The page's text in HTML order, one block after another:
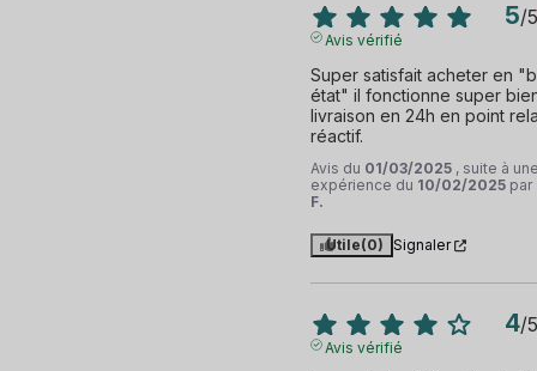
5/5
Avis vérifié
Super satisfait acheter en
état" il fonctionne super
livraison en 24h en point
réactif.
Avis du 01/03/2025 , suite à
expérience du 10/02/2025 par
F.
Utile(0) Signaler
4/5
Avis vérifié